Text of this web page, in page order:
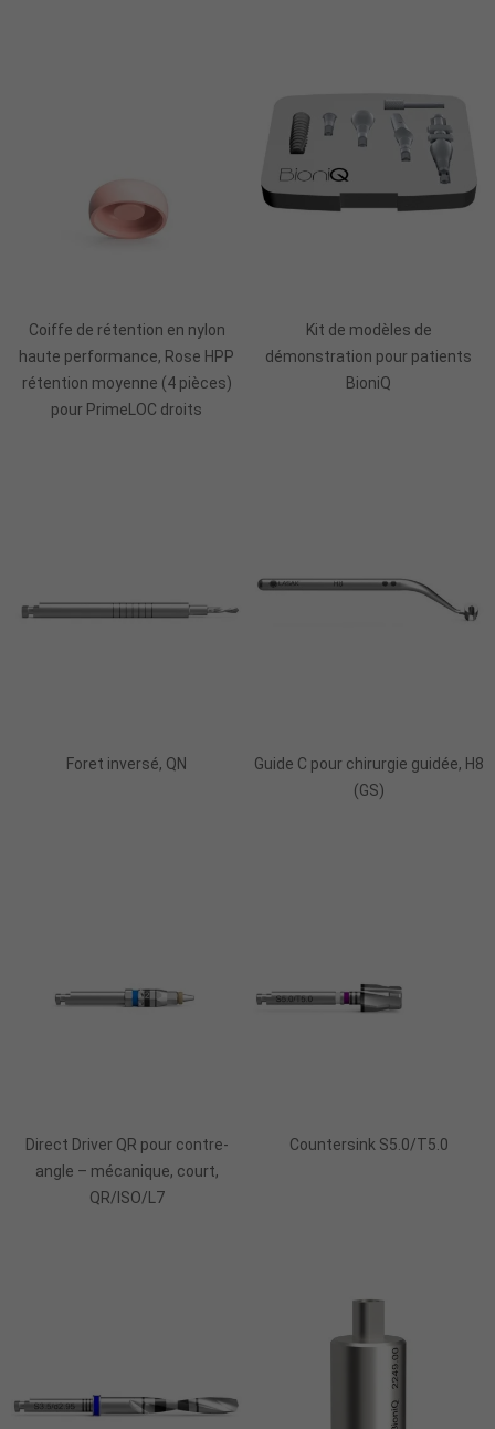
Coiffe de rétention en nylon
haute performance, Rose HPP
rétention moyenne (4 pièces)
pour PrimeLOC droits
Kit de modèles de
démonstration pour patients
BioniQ
Foret inversé, QN
Guide C pour chirurgie guidée, H8
(GS)
Direct Driver QR pour contre-
angle – mécanique, court,
QR/ISO/L7
Countersink S5.0/T5.0